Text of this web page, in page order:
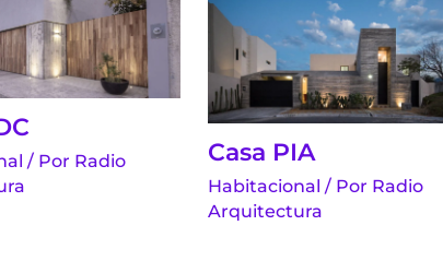
/ Por Radio
Casa PIA
Habitacional / Por Radio
Arquitectura